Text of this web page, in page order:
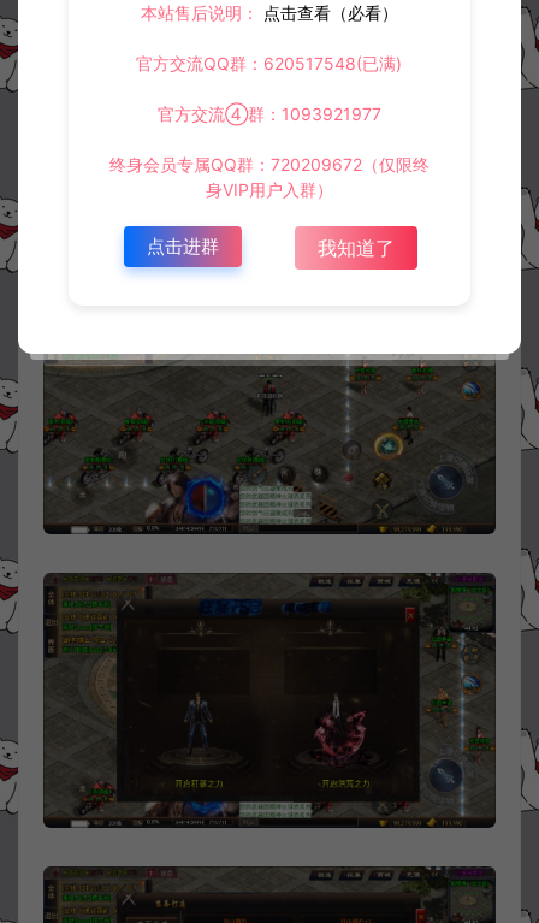
本站售后说明： 点击查看（必看）
官方交流QQ群：620517548(已满)
官方交流④群：1093921977
终身会员专属QQ群：720209672（仅限终
身VIP用户入群）
点击进群 我知道了